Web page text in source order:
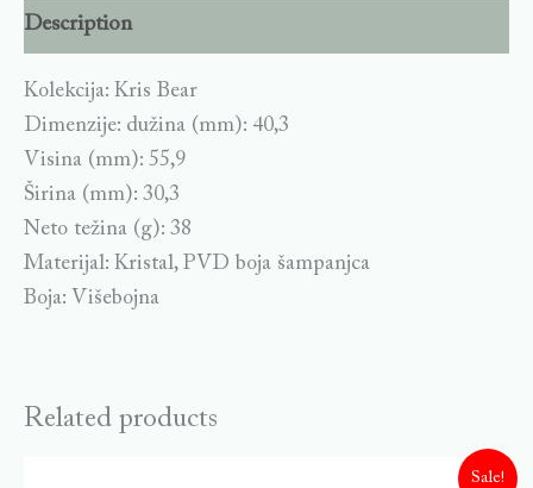
Description
Kolekcija: Kris Bear
Dimenzije: dužina (mm): 40,3
Visina (mm): 55,9
Širina (mm): 30,3
Neto težina (g): 38
Materijal: Kristal, PVD boja šampanjca
Boja: Višebojna
Related products
Sale!